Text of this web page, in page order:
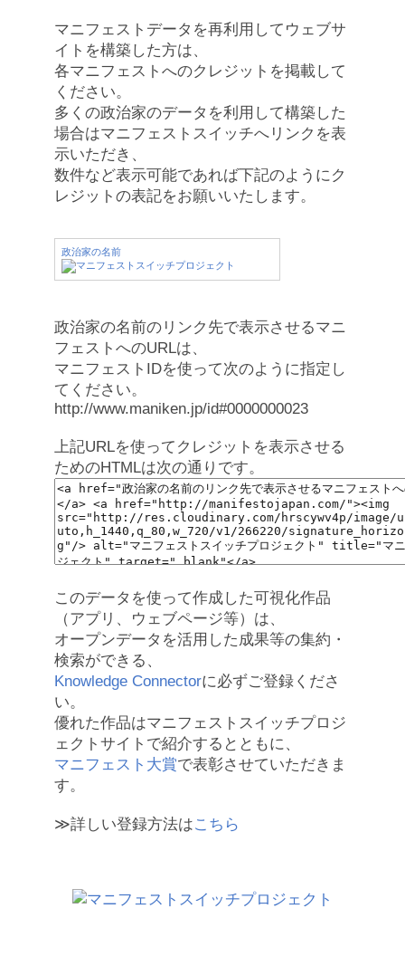
マニフェストデータを再利用してウェブサ
イトを構築した方は、
各マニフェストへのクレジットを掲載して
ください。
多くの政治家のデータを利用して構築した
場合はマニフェストスイッチへリンクを表
示いただき、
数件など表示可能であれば下記のようにク
レジットの表記をお願いいたします。
政治家の名前
政治家の名前のリンク先で表示させるマニ
フェストへのURLは、
マニフェストIDを使って次のように指定し
てください。
http://www.maniken.jp/id#0000000023
上記URLを使ってクレジットを表示させる
ためのHTMLは次の通りです。
このデータを使って作成した可視化作品
（アプリ、ウェブページ等）は、
オープンデータを活用した成果等の集約・
検索ができる、
Knowledge Connectorに必ずご登録くださ
い。
優れた作品はマニフェストスイッチプロジ
ェクトサイトで紹介するとともに、
マニフェスト大賞で表彰させていただきま
す。
≫詳しい登録方法はこちら